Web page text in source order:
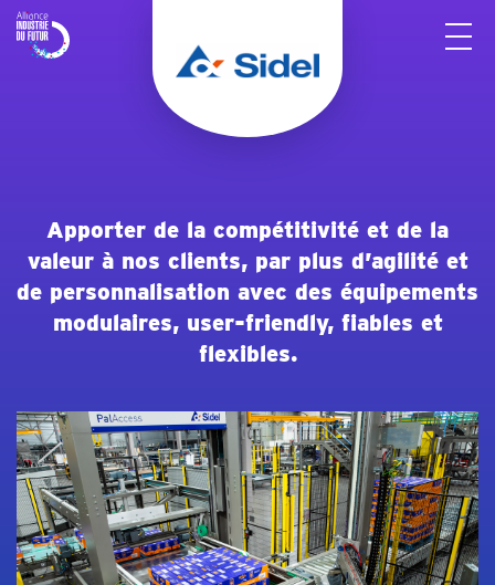
Apporter de la compétitivité et de la
valeur à nos clients, par plus d’agilité et
de personnalisation avec des équipements
modulaires, user-friendly, fiables et
flexibles.
Panneau de gestion des cookies